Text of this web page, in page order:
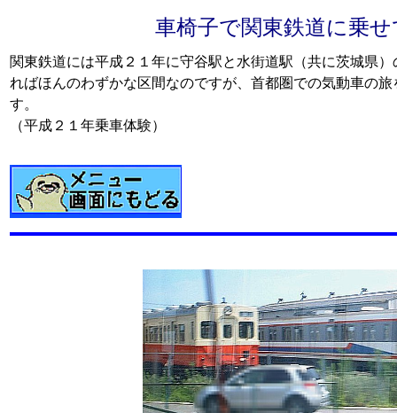
車椅子で関東鉄道に乗
関東鉄道には平成２１年に守谷駅と水街道駅（共に茨城県
ればほんのわずかな区間なのですが、首都圏での気動車の
す。
（平成２１年乗車体験）